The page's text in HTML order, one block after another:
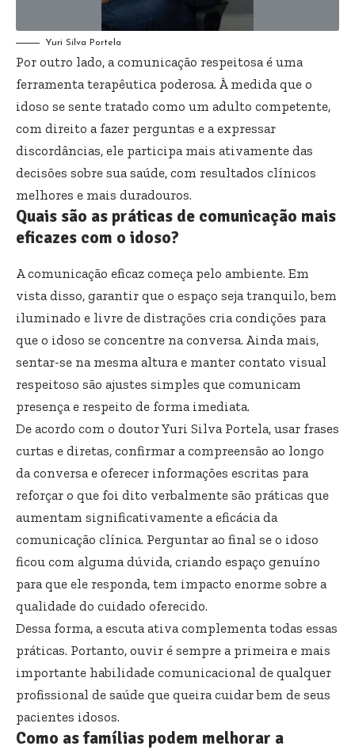
Yuri Silva Portela
Por outro lado, a comunicação respeitosa é uma
ferramenta terapêutica poderosa. À medida que o
idoso se sente tratado como um adulto competente,
com direito a fazer perguntas e a expressar
discordâncias, ele participa mais ativamente das
decisões sobre sua saúde, com resultados clínicos
melhores e mais duradouros.
Quais são as práticas de comunicação mais
eficazes com o idoso?
A comunicação eficaz começa pelo ambiente. Em
vista disso, garantir que o espaço seja tranquilo, bem
iluminado e livre de distrações cria condições para
que o idoso se concentre na conversa. Ainda mais,
sentar-se na mesma altura e manter contato visual
respeitoso são ajustes simples que comunicam
presença e respeito de forma imediata.
De acordo com o doutor Yuri Silva Portela, usar frases
curtas e diretas, confirmar a compreensão ao longo
da conversa e oferecer informações escritas para
reforçar o que foi dito verbalmente são práticas que
aumentam significativamente a eficácia da
comunicação clínica. Perguntar ao final se o idoso
ficou com alguma dúvida, criando espaço genuíno
para que ele responda, tem impacto enorme sobre a
qualidade do cuidado oferecido.
Dessa forma, a escuta ativa complementa todas essas
práticas. Portanto, ouvir é sempre a primeira e mais
importante habilidade comunicacional de qualquer
profissional de saúde que queira cuidar bem de seus
pacientes idosos.
Como as famílias podem melhorar a